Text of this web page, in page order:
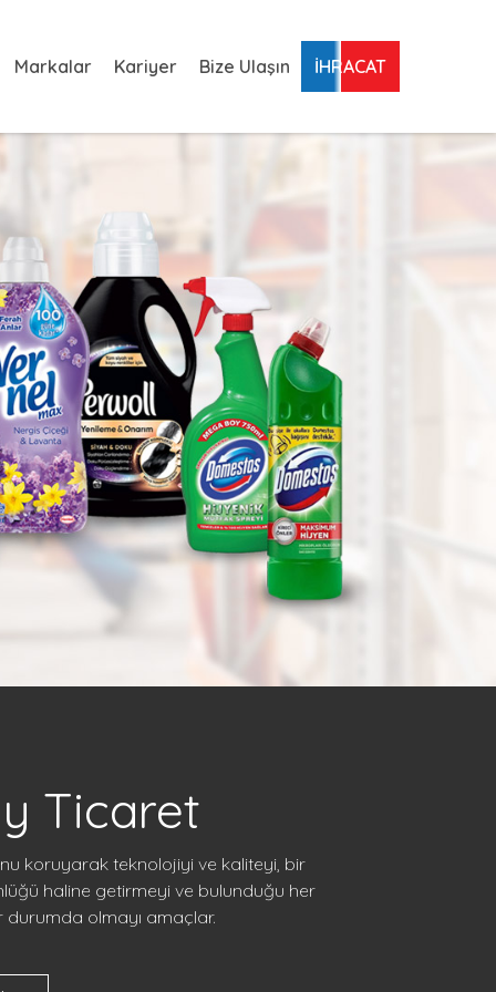
Markalar Kariyer Bize Ulaşın İHRACAT
Ticaret
koruyarak teknolojiyi ve kaliteyi, bir
haline getirmeyi ve bulunduğu her
olmayı amaçlar.